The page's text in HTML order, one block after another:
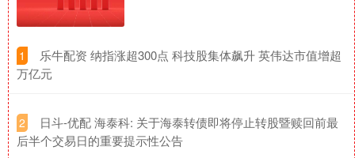
1
​乐牛配资 纳指涨超300点 科技股集体飙升 英伟达市值增超
万亿元
2
​日斗-优配 海泰科: 关于海泰转债即将停止转股暨赎回前最
后半个交易日的重要提示性公告